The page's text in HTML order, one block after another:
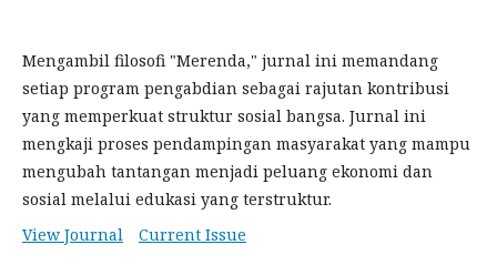
Mengambil filosofi "Merenda," jurnal ini memandang
setiap program pengabdian sebagai rajutan kontribusi
yang memperkuat struktur sosial bangsa. Jurnal ini
mengkaji proses pendampingan masyarakat yang mampu
mengubah tantangan menjadi peluang ekonomi dan
sosial melalui edukasi yang terstruktur.
View Journal
Current Issue